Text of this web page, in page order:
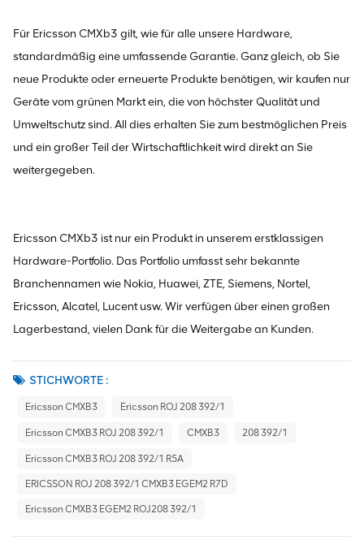
Für Ericsson CMXb3 gilt, wie für alle unsere Hardware,
standardmäßig eine umfassende Garantie. Ganz gleich, ob Sie
neue Produkte oder erneuerte Produkte benötigen, wir kaufen nur
Geräte vom grünen Markt ein, die von höchster Qualität und
Umweltschutz sind. All dies erhalten Sie zum bestmöglichen Preis
und ein großer Teil der Wirtschaftlichkeit wird direkt an Sie
weitergegeben.
Ericsson CMXb3 ist nur ein Produkt in unserem erstklassigen
Hardware-Portfolio. Das Portfolio umfasst sehr bekannte
Branchennamen wie Nokia, Huawei, ZTE, Siemens, Nortel,
Ericsson, Alcatel, Lucent usw. Wir verfügen über einen großen
Lagerbestand, vielen Dank für die Weitergabe an Kunden.
STICHWORTE :
Ericsson CMXB3 Ericsson ROJ 208 392/1
Ericsson CMXB3 ROJ 208 392/1 CMXB3 208 392/1
Ericsson CMXB3 ROJ 208 392/1 R5A
ERICSSON ROJ 208 392/1 CMXB3 EGEM2 R7D
Ericsson CMXB3 EGEM2 ROJ208 392/1